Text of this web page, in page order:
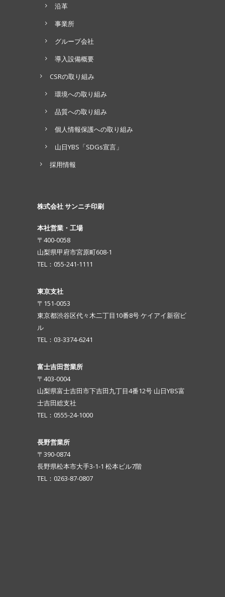
沿革
事業所
グループ会社
導入設備概要
CSRの取り組み
環境への取り組み
品質への取り組み
個人情報保護への取り組み
山日YBS「SDGs宣言」
採用情報
株式会社 サンニチ印刷
本社営業・工場
〒400-0058
山梨県甲府市宮原町608-1
TEL：055-241-1111
東京支社
〒151-0053
東京都渋谷区代々木二丁目10番8号 ケイアイ新宿ビ
ル
TEL：03-3374-6241
富士吉田営業所
〒403-0004
山梨県富士吉田市下吉田九丁目4番12号 山日YBS富
士吉田総支社
TEL：0555-24-1000
長野営業所
〒390-0874
長野県松本市大手3-1-1 松本ビル7階
TEL：0263-87-0807